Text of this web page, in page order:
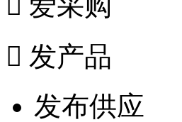
 发产品
发布供应